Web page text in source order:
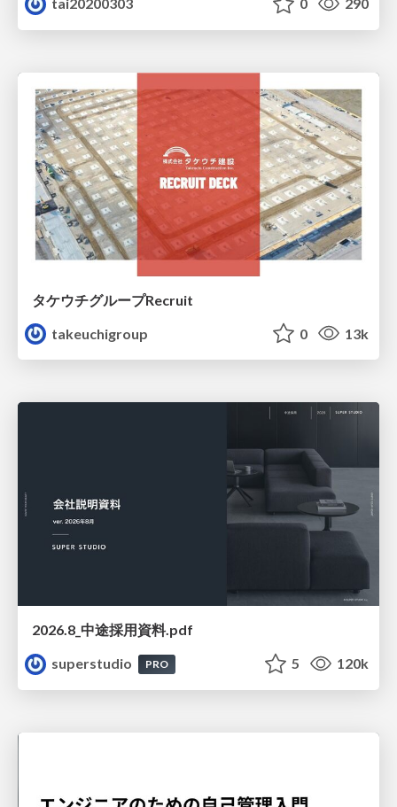
タケウチグループRecruit
takeuchigroup
0 13k
2026.8_中途採用資料.pdf
superstudio
PRO 5 120k